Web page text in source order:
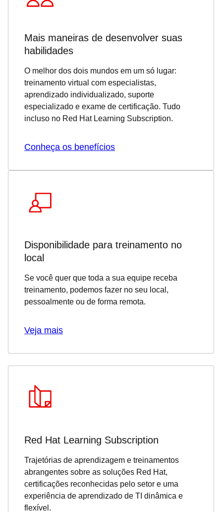
Mais maneiras de desenvolver suas
habilidades
O melhor dos dois mundos em um só lugar:
treinamento virtual com especialistas,
aprendizado individualizado, suporte
especializado e exame de certificação. Tudo
incluso no Red Hat Learning Subscription.
Conheça os benefícios
Disponibilidade para treinamento no
local
Se você quer que toda a sua equipe receba
treinamento, podemos fazer no seu local,
pessoalmente ou de forma remota.
Veja mais
Red Hat Learning Subscription
Trajetórias de aprendizagem e treinamentos
abrangentes sobre as soluções Red Hat,
certificações reconhecidas pelo setor e uma
experiência de aprendizado de TI dinâmica e
flexível.